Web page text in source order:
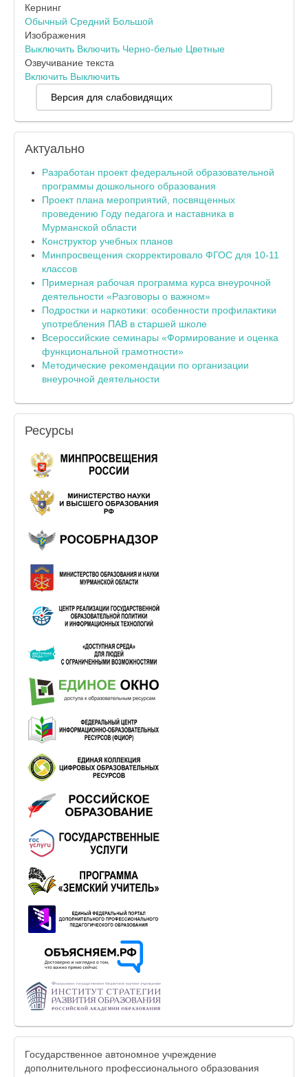
Кернинг
Обычный Средний Большой
Изображения
Выключить Включить Черно-белые Цветные
Озвучивание текста
Включить Выключить
Версия для слабовидящих
Актуально
Разработан проект федеральной образовательной
программы дошкольного образования
Проект плана мероприятий, посвященных
проведению Году педагога и наставника в
Мурманской области
Конструктор учебных планов
Минпросвещения скорректировало ФГОС для 10-11
классов
Примерная рабочая программа курса внеурочной
деятельности «Разговоры о важном»
Подростки и наркотики: особенности профилактики
употребления ПАВ в старшей школе
Всероссийские семинары «Формирование и оценка
функциональной грамотности»
Методические рекомендации по организации
внеурочной деятельности
Ресурсы
Государственное автономное учреждение
дополнительного профессионального образования